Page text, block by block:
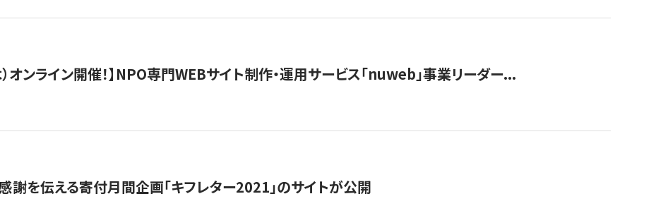
）オンライン開催！】NPO専門WEBサイト制作・運用サービス「nuweb」事業リーダー...
謝を伝える寄付月間企画「キフレター2021」のサイトが公開